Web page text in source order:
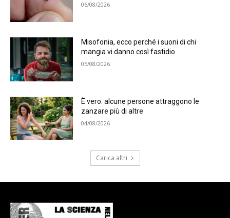
06/08/2026
Misofonia, ecco perché i suoni di chi
mangia vi danno così fastidio
05/08/2026
È vero: alcune persone attraggono le
zanzare più di altre
04/08/2026
Carica altri